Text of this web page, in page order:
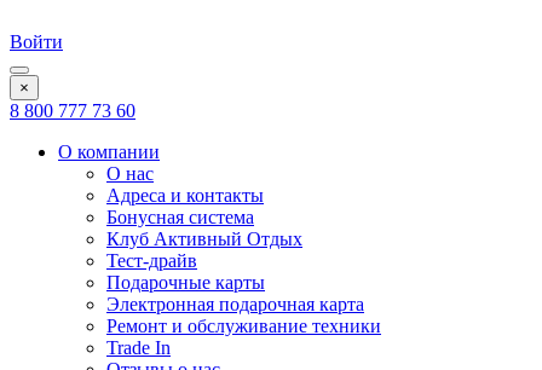
Войти
×
8 800 777 73 60
О компании
О нас
Адреса и контакты
Бонусная система
Клуб Активный Отдых
Тест-драйв
Подарочные карты
Электронная подарочная карта
Ремонт и обслуживание техники
Trade In